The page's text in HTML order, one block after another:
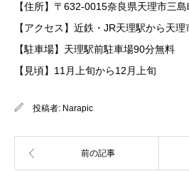
【住所】〒632-0015奈良県天理市三島
【アクセス】近鉄・JR天理駅から天
【駐車場】天理駅前駐車場90分無料
【見頃】11月上旬から12月上旬
投稿者: Narapic